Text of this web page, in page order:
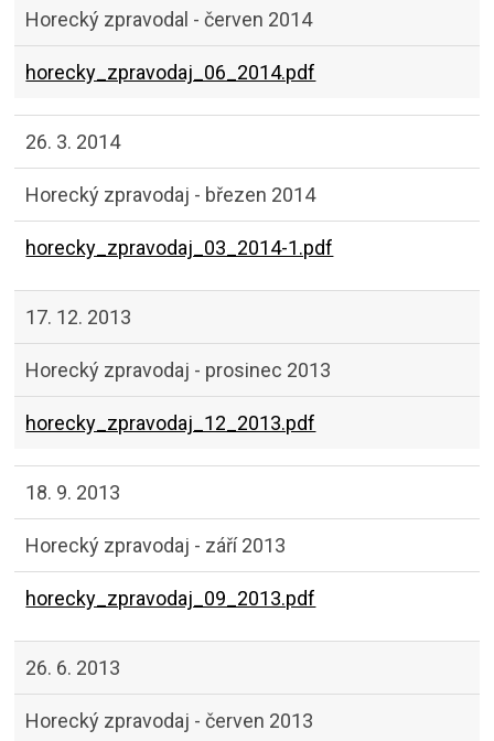
Horecký zpravodal - červen 2014
horecky_zpravodaj_06_2014.pdf
26. 3. 2014
Horecký zpravodaj - březen 2014
horecky_zpravodaj_03_2014-1.pdf
17. 12. 2013
Horecký zpravodaj - prosinec 2013
horecky_zpravodaj_12_2013.pdf
18. 9. 2013
Horecký zpravodaj - září 2013
horecky_zpravodaj_09_2013.pdf
26. 6. 2013
Horecký zpravodaj - červen 2013